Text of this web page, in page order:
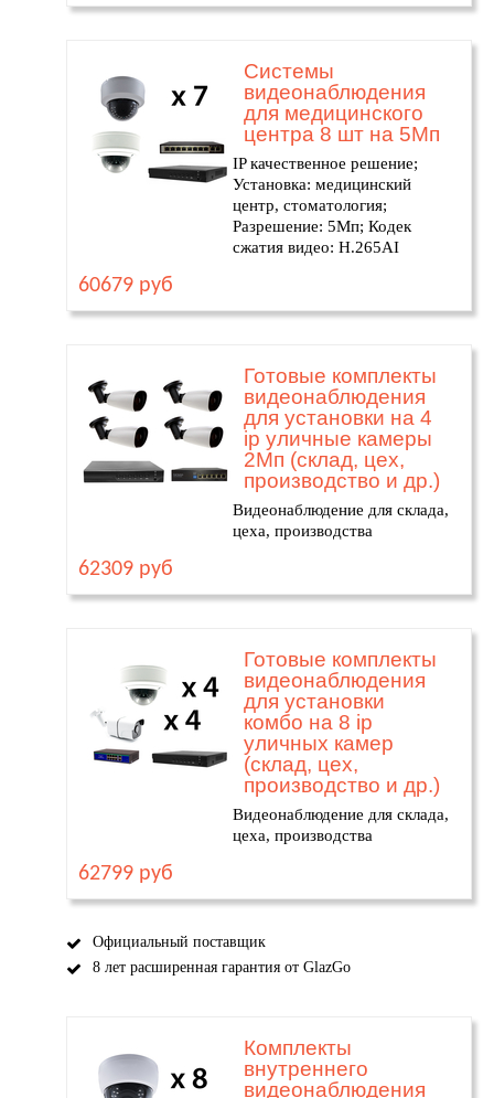
Системы
видеонаблюдения
для медицинского
центра 8 шт на 5Мп
IP качественное решение;
Установка: медицинский
центр, стоматология;
Разрешение: 5Мп; Кодек
сжатия видео: H.265AI
60679 руб
Готовые комплекты
видеонаблюдения
для установки на 4
ip уличные камеры
2Мп (склад, цех,
производство и др.)
Видеонаблюдение для склада,
цеха, производства
62309 руб
Готовые комплекты
видеонаблюдения
для установки
комбо на 8 ip
уличных камер
(склад, цех,
производство и др.)
Видеонаблюдение для склада,
цеха, производства
62799 руб
Официальный поставщик
8 лет расширенная гарантия от GlazGo
Комплекты
внутреннего
видеонаблюдения